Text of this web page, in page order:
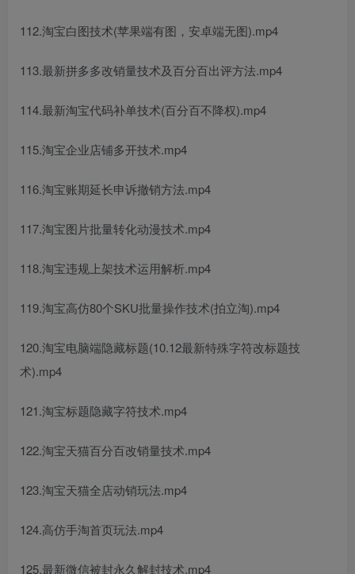
112.淘宝白图技术(苹果端有图，安卓端无图).mp4
113.最新拼多多改销量技术及百分百出评方法.mp4
114.最新淘宝代码补单技术(百分百不降权).mp4
115.淘宝企业店铺多开技术.mp4
116.淘宝账期延长申诉撤销方法.mp4
117.淘宝图片批量转化动漫技术.mp4
118.淘宝违规上架技术运用解析.mp4
119.淘宝高仿80个SKU批量操作技术(拍立淘).mp4
120.淘宝电脑端隐藏标题(10.12最新特殊字符改标题技
术).mp4
121.淘宝标题隐藏字符技术.mp4
122.淘宝天猫百分百改销量技术.mp4
123.淘宝天猫全店动销玩法.mp4
124.高仿手淘首页玩法.mp4
125.最新微信被封永久解封技术.mp4